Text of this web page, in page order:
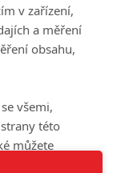
v zařízení,
a měření
obsahu,
všemi,
této
můžete
na stránce